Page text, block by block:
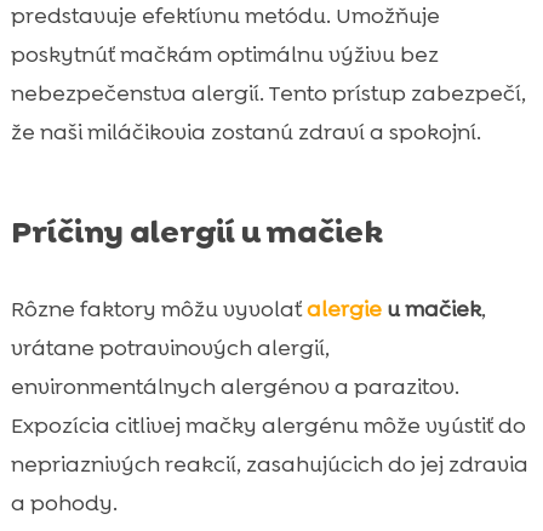
predstavuje efektívnu metódu. Umožňuje
poskytnúť mačkám optimálnu výživu bez
nebezpečenstva alergií. Tento prístup zabezpečí,
že naši miláčikovia zostanú zdraví a spokojní.
Príčiny alergií u mačiek
Rôzne faktory môžu vyvolaťalergieu mačiek,
vrátane potravinových alergií,
environmentálnych alergénov a parazitov.
Expozícia citlivej mačky alergénu môže vyústiť do
nepriaznivých reakcií, zasahujúcich do jej zdravia
a pohody.